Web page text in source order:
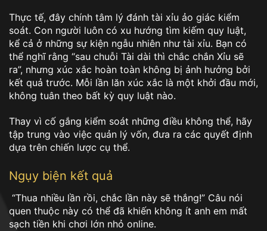
Thực tế, đây chính tâm lý đánh tài xỉu ảo giác kiểm
soát. Con người luôn có xu hướng tìm kiếm quy luật,
kể cả ở những sự kiện ngẫu nhiên như tài xỉu. Bạn có
thể nghĩ rằng “sau chuỗi Tài dài thì chắc chắn Xỉu sẽ
ra”, nhưng xúc xắc hoàn toàn không bị ảnh hưởng bởi
kết quả trước. Mỗi lần lăn xúc xắc là một khởi đầu mới,
không tuân theo bất kỳ quy luật nào.
Thay vì cố gắng kiểm soát những điều không thể, hãy
tập trung vào việc quản lý vốn, đưa ra các quyết định
dựa trên chiến lược cụ thể.
Ngụy biện kết quả
“Thua nhiều lần rồi, chắc lần này sẽ thắng!” Câu nói
quen thuộc này có thể đã khiến không ít anh em mất
sạch tiền khi chơi lớn nhỏ online.